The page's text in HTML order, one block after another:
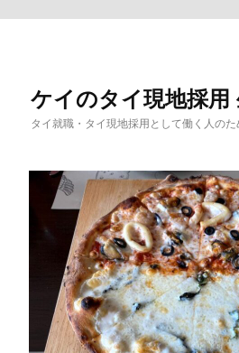
ケイのタイ現地採用
タイ就職・タイ現地採用として働く人の